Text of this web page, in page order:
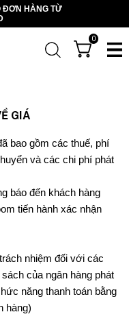
ĐƠN HÀNG TỪ
0
bao gồm các thuế, phí
và các chi phí phát
báo đến khách hàng
tiến hành xác nhận
nhiệm đối với các
của ngân hàng phát
năng thanh toán bằng
hàng)
GIÁ